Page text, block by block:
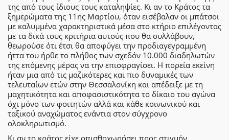
της από τους ίδιους τους καταληψίες. Κι αν το Κράτος τα
ξημερώματα της 11ης Μαρτίου, όταν εισέβαλαν οι μπάτσοι
με καλυμμένα χαρακτηριστικά μέσα στο κτήριο επιλέγοντας
με τα δικά τους κριτήρια αυτούς που θα συλλάβουν,
θεωρούσε ότι έτσι θα αποφύγει την προδιαγεγραμμένη
ήττα του ήρθε το πλήθος των σχεδόν 10.000 διαδηλωτών
της επόμενης μέρας να την επισφραγίσει. Η πορεία εκείνη
ήταν μια από τις μαζικότερες και πιο δυναμικές των
τελευταίων ετών στην Θεσσαλονίκη και απέδειξε με τη
μαχητικότητα και αποφασιστικότητα το δίκαιο του αγώνα
όχι μόνο των φοιτητών αλλά και κάθε κοινωνικού και
ταξικού αναχώματος ενάντια στον σύγχρονο
ολοκληρωτισμό.
Κι αν το κράτος είχε οπισθοχωρήσει προς στιγμήν,